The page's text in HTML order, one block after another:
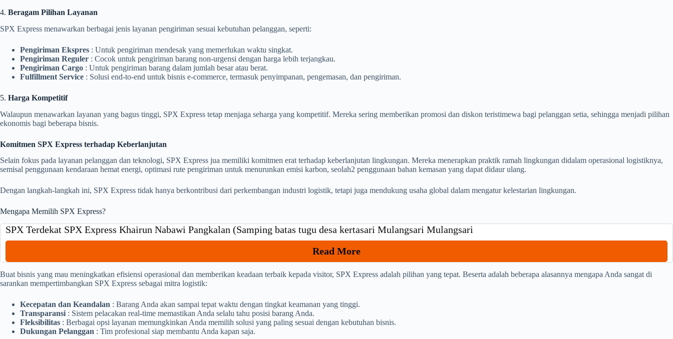
4. Beragam Pilihan Layanan
SPX Express menawarkan berbagai jenis layanan pengiriman sesuai kebutuhan pelanggan, seperti:
Pengiriman Ekspres : Untuk pengiriman mendesak yang memerlukan waktu singkat.
Pengiriman Reguler : Cocok untuk pengiriman barang non-urgensi dengan harga lebih terjangkau.
Pengiriman Cargo : Untuk pengiriman barang dalam jumlah besar atau berat.
Fulfillment Service : Solusi end-to-end untuk bisnis e-commerce, termasuk penyimpanan, pengemasan, dan pengiriman.
5. Harga Kompetitif
Walaupun menawarkan layanan yang bagus tinggi, SPX Express tetap menjaga seharga yang kompetitif. Mereka sering memberikan promosi dan diskon teristimewa bagi pelanggan setia, sehingga menjadi pilihan
ekonomis bagi beberapa bisnis.
Komitmen SPX Express terhadap Keberlanjutan
Selain fokus pada layanan pelanggan dan teknologi, SPX Express jua memiliki komitmen erat terhadap keberlanjutan lingkungan. Mereka menerapkan praktik ramah lingkungan didalam operasional logistiknya,
semisal penggunaan kendaraan hemat energi, optimasi rute pengiriman untuk menurunkan emisi karbon, seolah2 penggunaan bahan kemasan yang dapat didaur ulang.
Dengan langkah-langkah ini, SPX Express tidak hanya berkontribusi dari perkembangan industri logistik, tetapi juga mendukung usaha global dalam mengatur kelestarian lingkungan.
Mengapa Memilih SPX Express?
SPX Terdekat SPX Express Khairun Nabawi Pangkalan (Samping batas tugu desa kertasari Mulangsari Mulangsari
Read More
Buat bisnis yang mau meningkatkan efisiensi operasional dan memberikan keadaan terbaik kepada visitor, SPX Express adalah pilihan yang tepat. Beserta adalah beberapa alasannya mengapa Anda sangat di
sarankan mempertimbangkan SPX Express sebagai mitra logistik:
Kecepatan dan Keandalan : Barang Anda akan sampai tepat waktu dengan tingkat keamanan yang tinggi.
Transparansi : Sistem pelacakan real-time memastikan Anda selalu tahu posisi barang Anda.
Fleksibilitas : Berbagai opsi layanan memungkinkan Anda memilih solusi yang paling sesuai dengan kebutuhan bisnis.
Dukungan Pelanggan : Tim profesional siap membantu Anda kapan saja.